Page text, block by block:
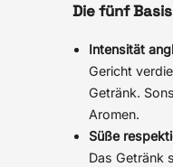
Die fünf
Intensität
Gericht
Getränk.
Aromen.
Süße
Das Getränk